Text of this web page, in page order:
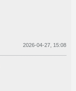
2026-04-27, 15:08